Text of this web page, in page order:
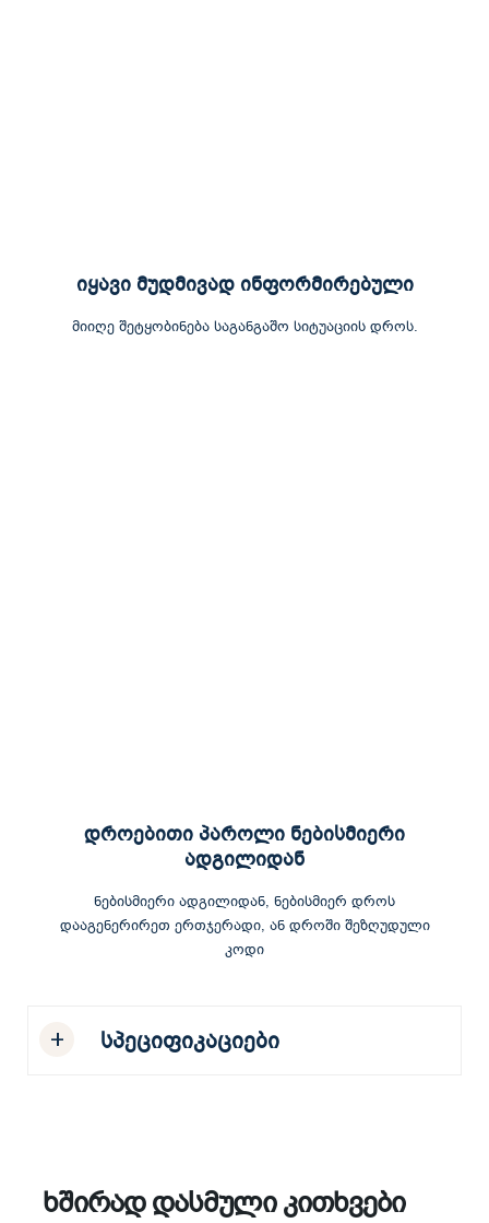
იყავი მუდმივად ინფორმირებული
მიიღე შეტყობინება საგანგაშო სიტუაციის დროს.
დროებითი პაროლი ნებისმიერი
ადგილიდან
ნებისმიერი ადგილიდან, ნებისმიერ დროს
დააგენერირეთ ერთჯერადი, ან დროში შეზღუდული
კოდი
სპეციფიკაციები
ხშირად დასმული კითხვები